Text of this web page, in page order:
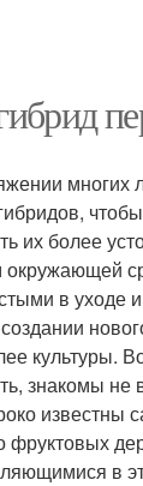
многих
их более
окружающей
в уходе
культуры.
знакомы не
известны
фруктовых
в